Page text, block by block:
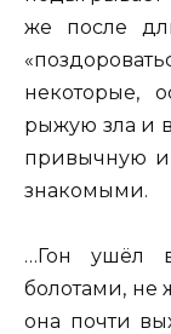
же после
некоторые,
рыжую зла и
привычную
знакомыми.
…Гон ушёл
болотами, не
она почти